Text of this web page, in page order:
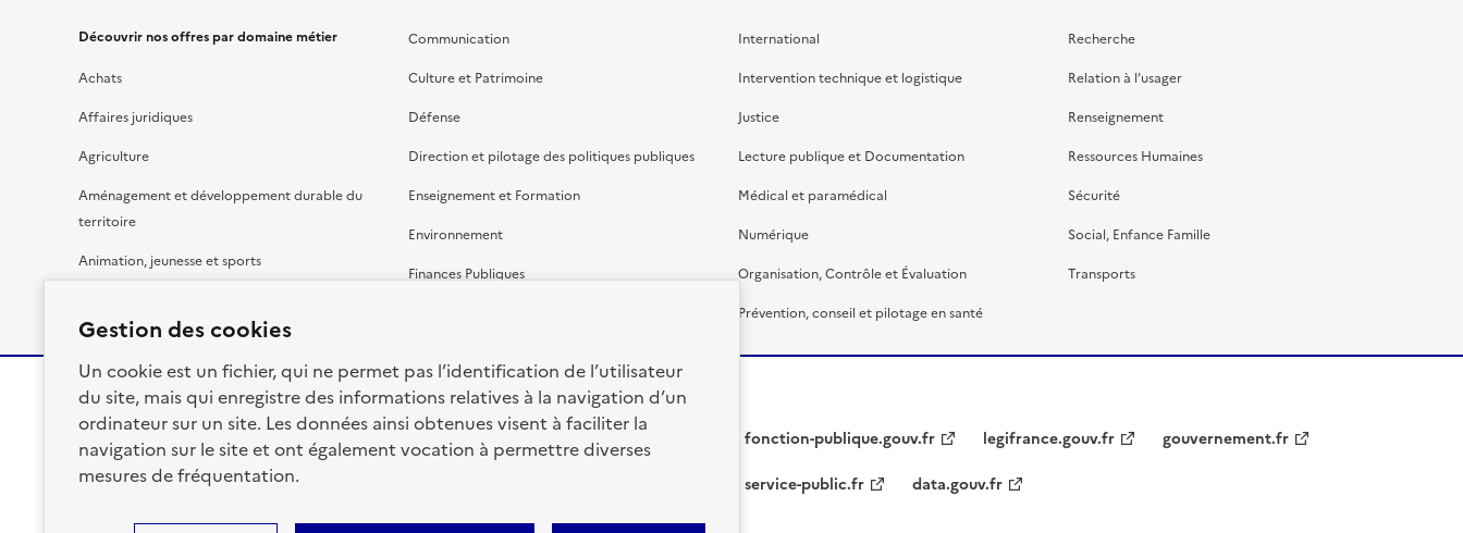
Gestion des cookies
Un cookie est un fichier, qui ne permet pas l’identification de l’utilisateur
du site, mais qui enregistre des informations relatives à la navigation d’un
ordinateur sur un site. Les données ainsi obtenues visent à faciliter la
navigation sur le site et ont également vocation à permettre diverses
mesures de fréquentation.
Découvrir nos offres par domaine métier
Achats
Affaires juridiques
Agriculture
Aménagement et développement durable du
territoire
Animation, jeunesse et sports
Communication
Culture et Patrimoine
Défense
Direction et pilotage des politiques publiques
Enseignement et Formation
Environnement
Finances Publiques
International
Intervention technique et logistique
Justice
Lecture publique et Documentation
Médical et paramédical
Numérique
Organisation, Contrôle et Évaluation
Prévention, conseil et pilotage en santé
Recherche
Relation à l’usager
Renseignement
Ressources Humaines
Sécurité
Social, Enfance Famille
Transports
RÉPUBLIQUE
FRANÇAISE fonction-publique.gouv.fr legifrance.gouv.fr
gouvernement.fr
service-public.fr
data.gouv.fr